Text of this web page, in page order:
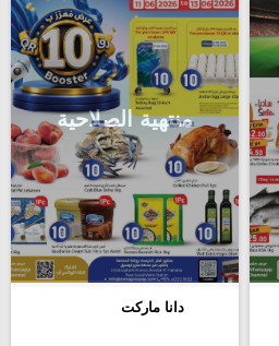
منتهية الصلاحية
دانا ماركت